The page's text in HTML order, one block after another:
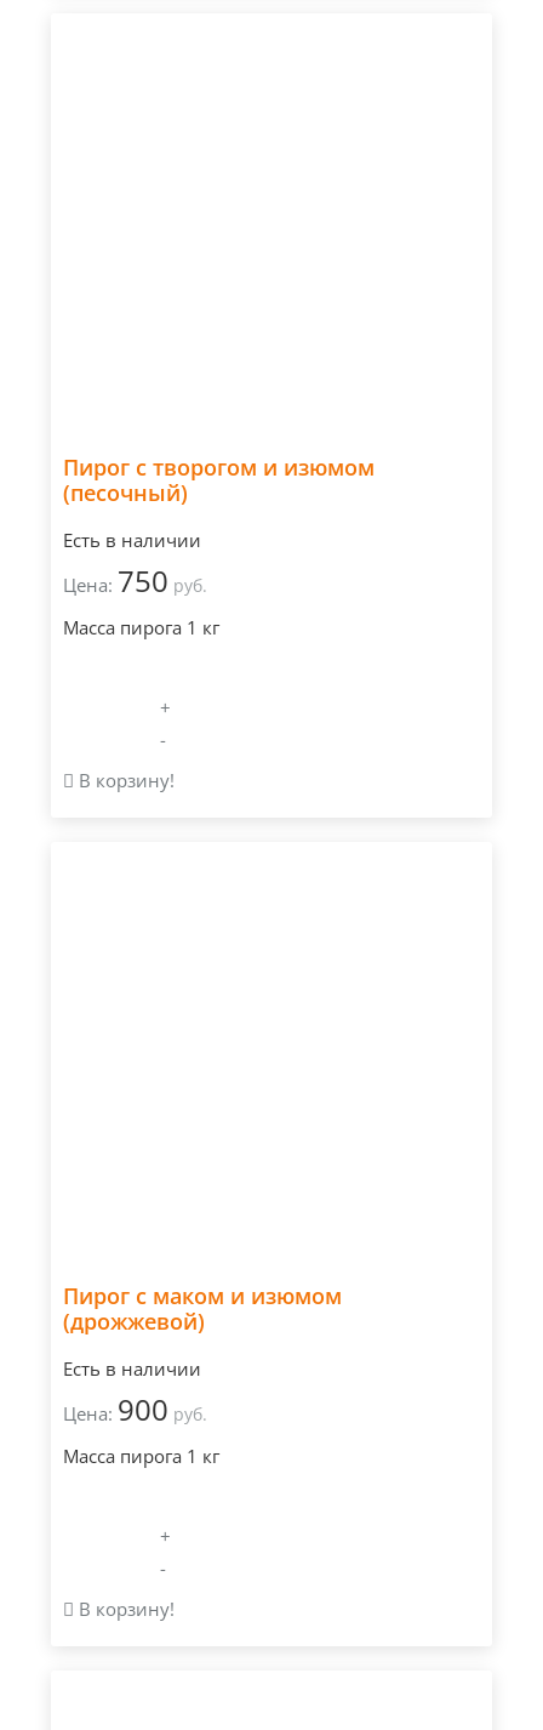
Пирог с творогом и изюмом
(песочный)
Есть в наличии
Цена: 750 руб.
Масса пирога 1 кг
+
-
В корзину!
Пирог с маком и изюмом
(дрожжевой)
Есть в наличии
Цена: 900 руб.
Масса пирога 1 кг
+
-
В корзину!